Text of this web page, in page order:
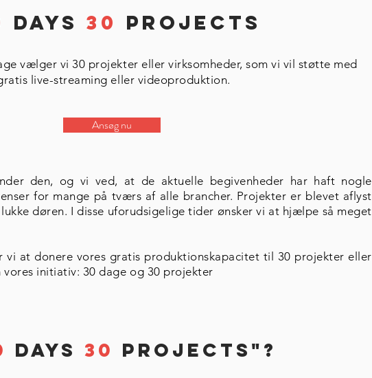
Days 30 Projects
vælger vi 30 projekter eller virksomheder, som vi vil støtte med
live-streaming eller videoproduktion.
Ansøg nu
den, og vi ved, at de aktuelle begivenheder har haft nogle
for mange på tværs af alle brancher. Projekter er blevet aflyst
døren. I disse uforudsigelige tider ønsker vi at hjælpe så meget
vi at donere vores gratis produktionskapacitet til 30 projekter eller
vores initiativ: 30 dage og 30 projekter
Days 30 Projects"?